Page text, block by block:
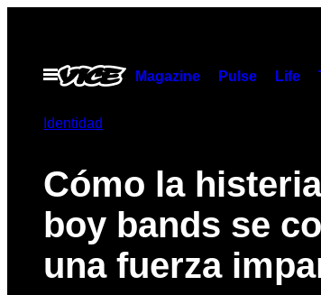
contenido
Abrir
Menú
Magazine Pulse Life
Identidad
Cómo la
boy bands se
una fuerza